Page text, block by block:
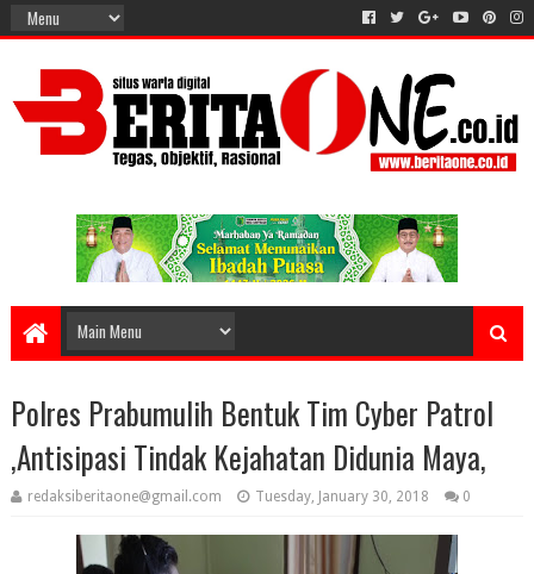
Polres Prabumulih Bentuk Tim Cyber Patrol
,Antisipasi Tindak Kejahatan Didunia Maya,
redaksiberitaone@gmail.com Tuesday, January 30, 2018 0